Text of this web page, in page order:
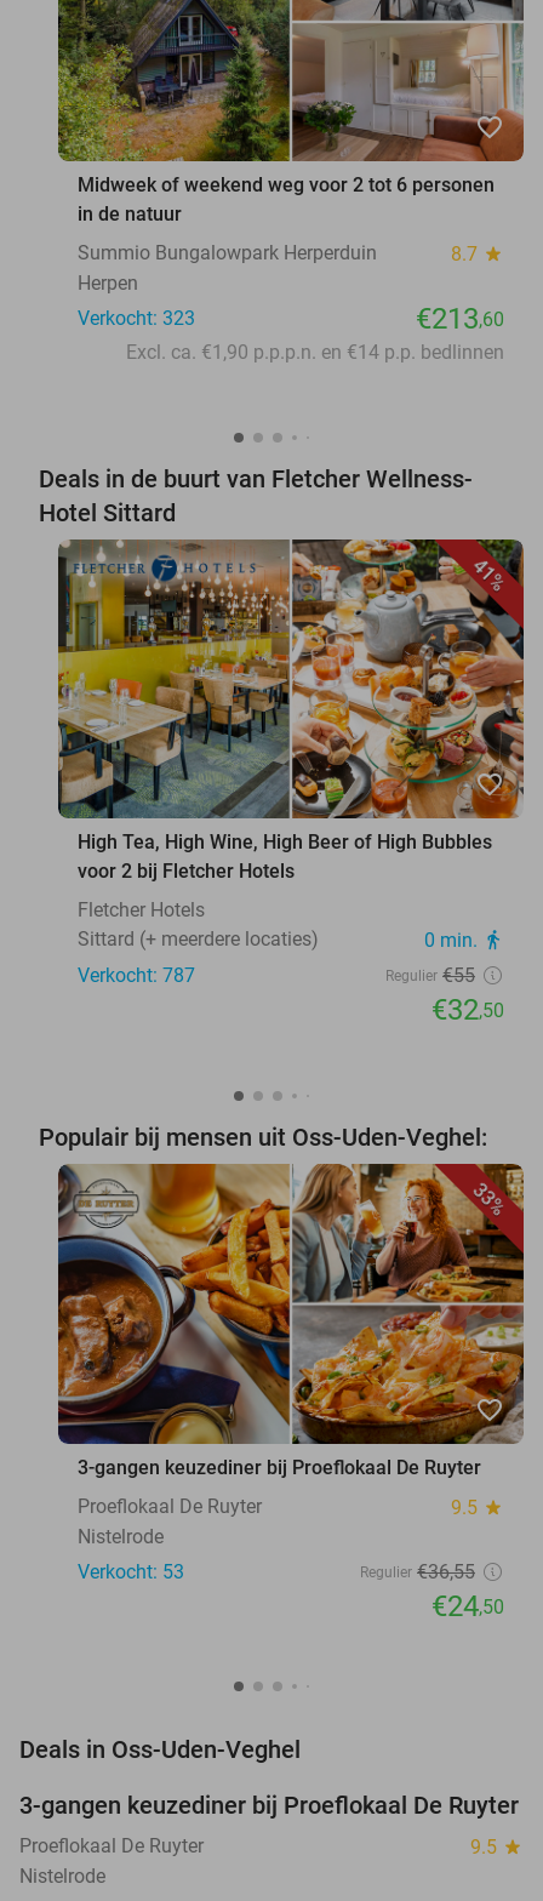
favorite_border
Midweek of weekend weg voor 2 tot 6 personen
in de natuur
Summio Bungalowpark Herperduin
8.7 star
Herpen
Verkocht: 323
€213,60
Excl. ca. €1,90 p.p.p.n. en €14 p.p. bedlinnen
Deals in de buurt van Fletcher Wellness-
Hotel Sittard
41%
favorite_border
High Tea, High Wine, High Beer of High Bubbles
voor 2 bij Fletcher Hotels
Fletcher Hotels
Sittard (+ meerdere locaties)
0 min. directions_walk
Verkocht: 787 Regulier €55
€32,50
Populair bij mensen uit Oss-Uden-Veghel:
33%
favorite_border
3-gangen keuzediner bij Proeflokaal De Ruyter
Proeflokaal De Ruyter
9.5 star
Nistelrode
Verkocht: 53
Regulier €36,55
€24,50
Deals in Oss-Uden-Veghel
33%
3-gangen keuzediner bij Proeflokaal De Ruyter
Proeflokaal De Ruyter 9.5 star
Nistelrode